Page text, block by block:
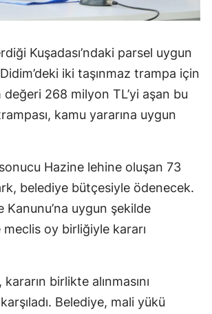
Kuşadası’ndaki parsel uygun
iki taşınmaz trampa için
268 milyon TL’yi aşan bu
kamu yararına uygun
Hazine lehine oluşan 73
belediye bütçesiyle ödenecek.
Kanunu’na uygun şekilde
meclis oy birliğiyle kararı
birlikte alınmasını
Belediye, mali yükü